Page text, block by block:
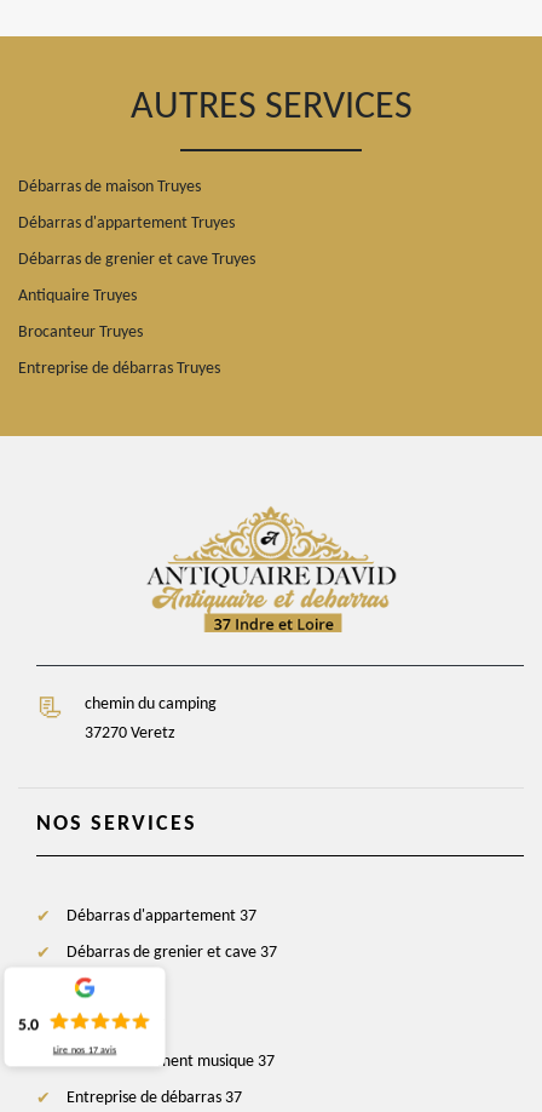
AUTRES SERVICES
Débarras de maison Truyes
Débarras d'appartement Truyes
Débarras de grenier et cave Truyes
Antiquaire Truyes
Brocanteur Truyes
Entreprise de débarras Truyes
chemin du camping
37270 Veretz
NOS SERVICES
Débarras d'appartement 37
Débarras de grenier et cave 37
Antiquaire 37
Brocanteur 37
Rachat instrument musique 37
Entreprise de débarras 37
5.0
Lire nos 17 avis